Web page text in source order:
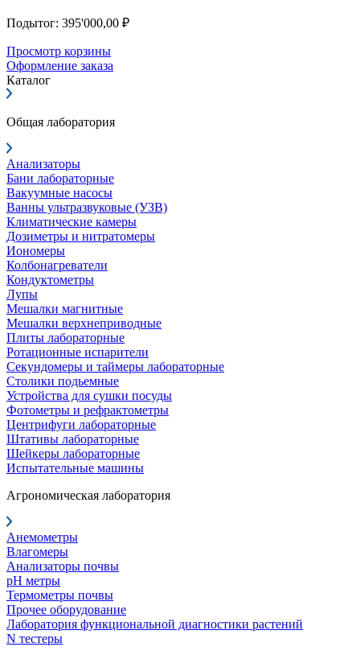
Подытог: 395'000,00 ₽
Просмотр корзины
Оформление заказа
Каталог
Общая лаборатория
Анализаторы
Бани лабораторные
Вакуумные насосы
Ванны ультразвуковые (УЗВ)
Климатические камеры
Дозиметры и нитратомеры
Иономеры
Колбонагреватели
Кондуктометры
Лупы
Мешалки магнитные
Мешалки верхнеприводные
Плиты лабораторные
Ротационные испарители
Секундомеры и таймеры лабораторные
Столики подьемные
Устройства для сушки посуды
Фотометры и рефрактометры
Центрифуги лабораторные
Штативы лабораторные
Шейкеры лабораторные
Испытательные машины
Агрономическая лаборатория
Анемометры
Влагомеры
Анализаторы почвы
pH метры
Термометры почвы
Прочее оборудование
Лаборатория функциональной диагностики растений
N тестеры